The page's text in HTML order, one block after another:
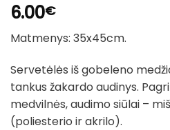
6.00€
Matmenys: 35x45cm.
Servetėlės iš gobeleno
tankus žakardo audinys.
medvilnės, audimo siūlai –
(poliesterio ir akrilo).